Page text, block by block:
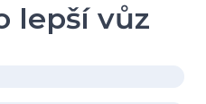
lepší vůz